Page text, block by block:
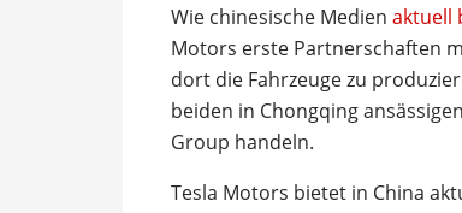
Wie chinesische Medien aktuell
Motors erste Partnerschaften
dort die Fahrzeuge zu
beiden in Chongqing
Group handeln.
Tesla Motors bietet in China